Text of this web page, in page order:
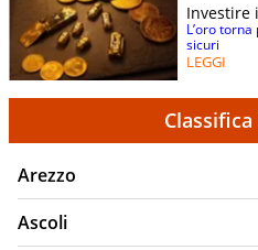
Investire
L’oro
sicuri
LEGGI
Classifica
Arezzo
Ascoli